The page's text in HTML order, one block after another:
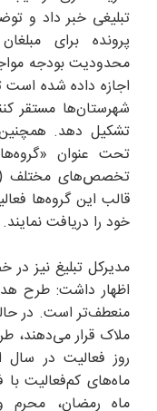
تبلیغی خبر داد و
پرونده برای
محدودیت بودجه
اجازه داده شده
شهرستان‌ها مستقر
تشکیل دهد.
تحت عنوان
تخصص‌های مختلف
قالب این گروه‌ها
خود را دریافت نمایند.
مدیرکل تبلیغ نیز
اظهار داشت: طرح
منعطف‌تر است. در
روز فعالیت در سال
ماه‌های کم‌فعالیت با
ماه رمضان، محرم